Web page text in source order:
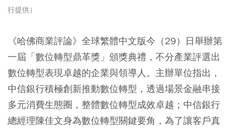
行提供）
《哈佛商業評論》全球繁體中文版今（29）日舉辦第
一屆「數位轉型鼎革獎」頒獎典禮，不分產業評選出
數位轉型表現卓越的企業與領導人。主辦單位指出，
中信銀行積極創新推動數位轉型，透過場景金融串接
多元消費生態圈，整體數位轉型成效卓越；中信銀行
總經理陳佳文身為數位轉型關鍵要角，為了讓客戶真